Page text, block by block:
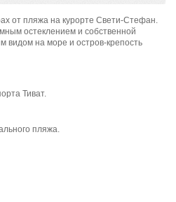
от пляжа на курорте Свети-Стефан.
остеклением и собственной
видом на море и остров-крепость
аэропорта Тиват.
пляжа.